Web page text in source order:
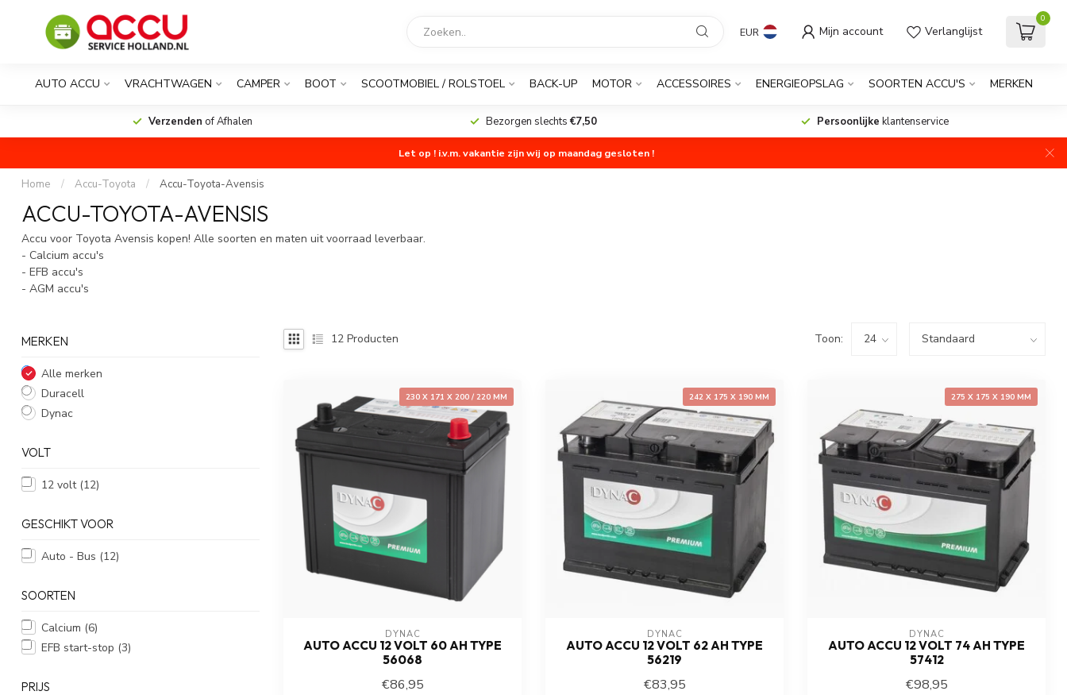
EUR Mijn account Verlanglijst
0
AUTO ACCU VRACHTWAGEN CAMPER BOOT SCOOTMOBIEL / ROLSTOEL BACK-UP MOTOR ACCESSOIRES ENERGIEOPSLAG SOORTEN ACCU'S MERKEN
Verzenden of Afhalen Bezorgen slechts€7,50 Persoonlijke klantenservice
Let op ! i.v.m. vakantie zijn wij op maandag gesloten !
Home / Accu-Toyota / Accu-Toyota-Avensis
ACCU-TOYOTA-AVENSIS
Accu voor Toyota Avensis kopen! Alle soorten en maten uit voorraad leverbaar.
- Calcium accu's
- EFB accu's
- AGM accu's
MERKEN
Alle merken
Duracell
Dynac
VOLT
12 volt (12)
GESCHIKT VOOR
Auto - Bus (12)
SOORTEN
Calcium (6)
EFB start-stop (3)
PRIJS
12 Producten Toon:
230 X 171 X 200 / 220 MM
DYNAC
AUTO ACCU 12 VOLT 60 AH TYPE
56068
€86,95
242 X 175 X 190 MM
DYNAC
AUTO ACCU 12 VOLT 62 AH TYPE
56219
€83,95
275 X 175 X 190 MM
DYNAC
AUTO ACCU 12 VOLT 74 AH TYPE
57412
€98,95